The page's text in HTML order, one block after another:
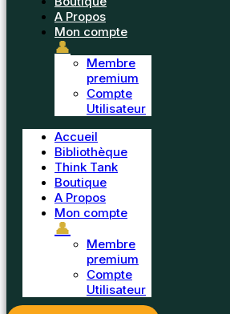
A Propos
Mon compte
👤
Membre
premium
Compte
Utilisateur
Accueil
Bibliothèque
Think Tank
Boutique
A Propos
Mon compte
👤
Membre
premium
Compte
Utilisateur